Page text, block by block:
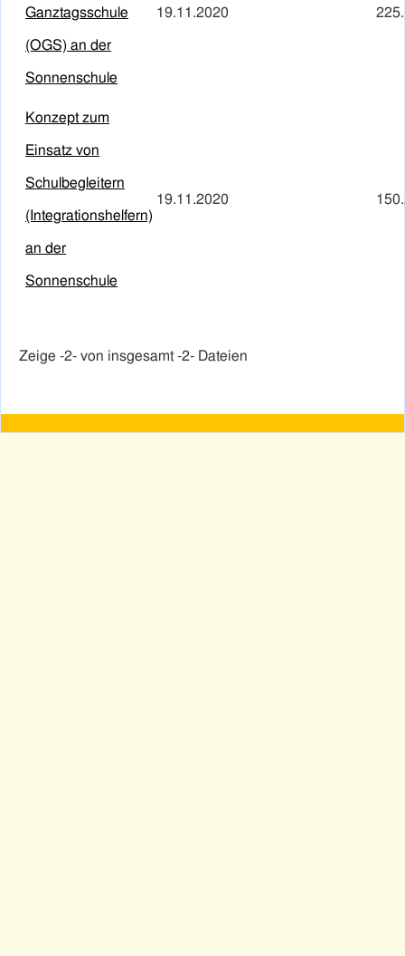
Ganztagsschule
(OGS) an der
Sonnenschule
19.11.2020
Konzept zum
Einsatz von
Schulbegleitern
(Integrationshelfern)
an der
Sonnenschule
19.11.2020
Zeige -2- von insgesamt -2- Dateien